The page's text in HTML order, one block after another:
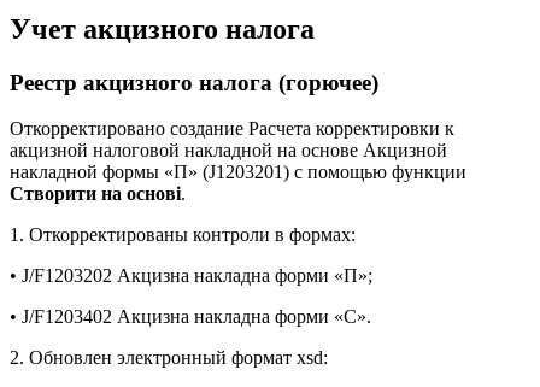
Учет акцизного налога
Реестр акцизного налога (горючее)
Откорректировано создание Расчета корректировки к
акцизной налоговой накладной на основе Акцизной
накладной формы «П» (J1203201) с помощью функции
Створити на основі.
1. Откорректированы контроли в формах:
• J/F1203202 Акцизна накладна форми «П»;
• J/F1203402 Акцизна накладна форми «C».
2. Обновлен электронный формат xsd: